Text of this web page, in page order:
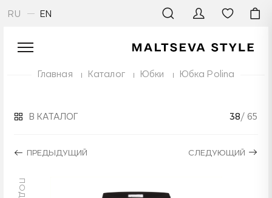
RU EN
Главная Каталог Юбки Юбка Polina
В КАТАЛОГ
ПРЕДЫДУЩИЙ
38/ 65
СЛЕДУЮЩИЙ